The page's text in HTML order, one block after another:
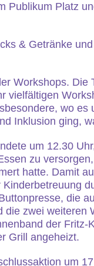
Publikum Platz
& Getränke
Workshops. Die
vielfältigen
wo
Inklusion ging,
um 12.30
zu
hatte. Damit
die
die zwei weiteren
der
Grill angeheizt.
um